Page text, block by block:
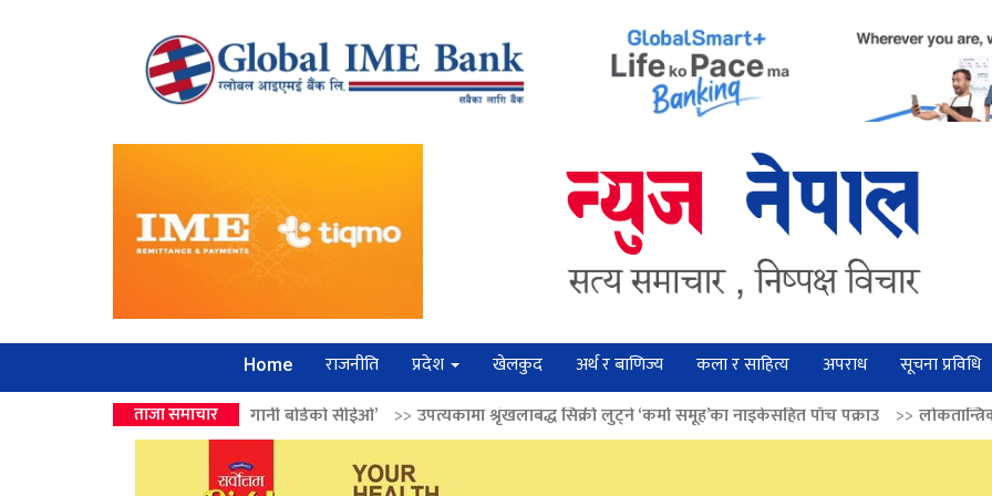
Home राजनीति प्रदेश खेलकुद अर्थ र बाणिज्य कला र साहित्य अपराध सूचना प्रविधि
ताजा समाचार
उपहार ‘लगानी बोर्डको सीईओ’ >> उपत्यकामा श्रृंखलाबद्ध सिक्री लुट्ने ‘कर्मा समूह’का नाइकेसहित पाँच पक्राउ >>लोकतान्त्रिक मूल्य सुदृढ बनाउन